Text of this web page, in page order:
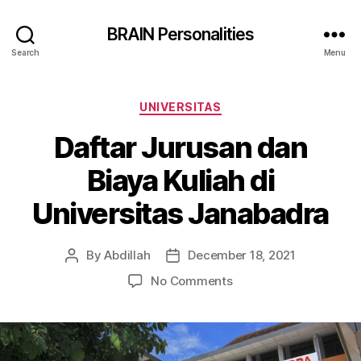
Search
BRAIN Personalities
Menu
Categories
UNIVERSITAS
Daftar Jurusan dan
Biaya Kuliah di
Universitas Janabadra
PostByAbdillah
Post
date
December 18, 2021
No Commentson
dan
Biaya